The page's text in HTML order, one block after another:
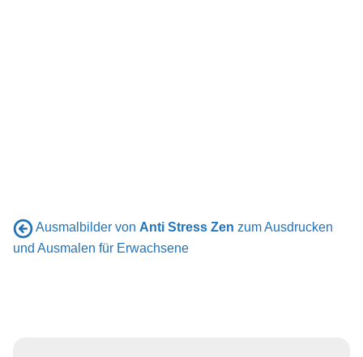
Ausmalbilder von Anti Stress Zen zum Ausdrucken
und Ausmalen für Erwachsene